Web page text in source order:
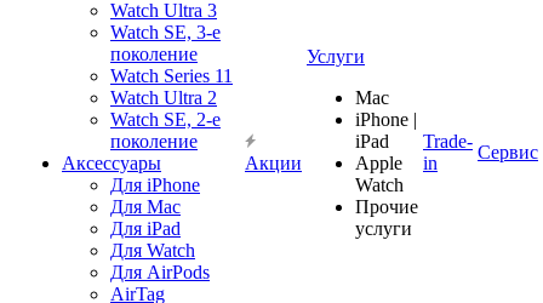
Watch Ultra 3
Watch SE, 3-е
поколение
Watch Series 11
Watch Ultra 2
Watch SE, 2-е
поколение
Аксессуары
Для iPhone
Для Mac
Для iPad
Для Watch
Для AirPods
AirTag
Акции
Услуги
Mac
iPhone |
iPad
Apple
Watch
Прочие
услуги
Trade-
in
Сервис